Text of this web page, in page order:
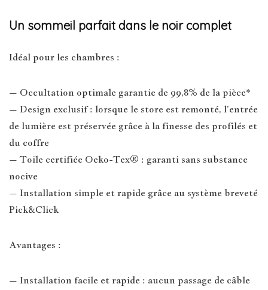
Un sommeil parfait dans le noir complet
Idéal pour les chambres :
– Occultation optimale garantie de 99,8% de la pièce*
– Design exclusif : lorsque le store est remonté, l’entrée
de lumière est préservée grâce à la finesse des profilés et
du coffre
– Toile certifiée Oeko-Tex® : garanti sans substance
nocive
– Installation simple et rapide grâce au système breveté
Pick&Click
Avantages :
– Installation facile et rapide : aucun passage de câble